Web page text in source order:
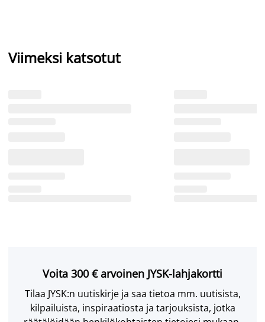
Viimeksi katsotut
Voita 300 € arvoinen JYSK-lahjakortti
Tilaa JYSK:n uutiskirje ja saa tietoa mm. uutisista,
kilpailuista, inspiraatiosta ja tarjouksista, jotka